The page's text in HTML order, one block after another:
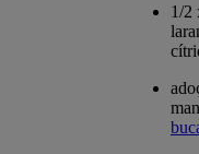
1/2